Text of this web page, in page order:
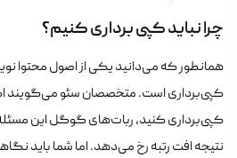
چرا نباید کپی برداری کنیم؟
همانطور که می‌دانید یکی از اصول محتوا
کپی‌برداری است. متخصصان سئو می‌گویند
کپی‌برداری کنید، ربات‌های گوگل این
نتیجه افت رتبه رخ می‌دهد. اما شما باید